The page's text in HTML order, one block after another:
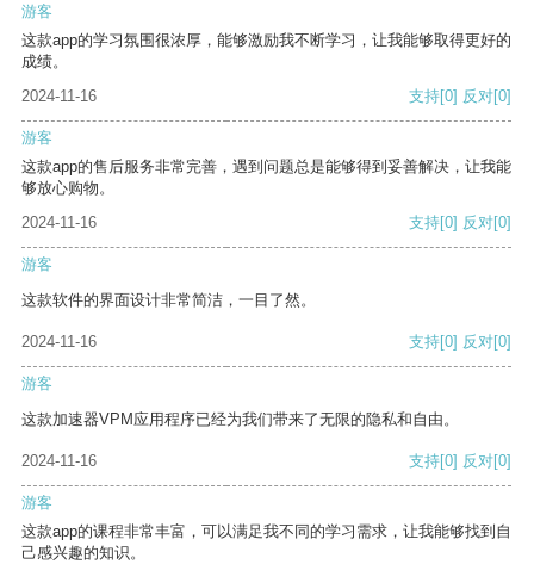
游客
这款app的学习氛围很浓厚，能够激励我不断学习，让我能够取得更好的
成绩。
2024-11-16
支持[0] 反对[0]
游客
这款app的售后服务非常完善，遇到问题总是能够得到妥善解决，让我能
够放心购物。
2024-11-16
支持[0] 反对[0]
游客
这款软件的界面设计非常简洁，一目了然。
2024-11-16 支持[0] 反对[0]
游客
这款加速器VPM应用程序已经为我们带来了无限的隐私和自由。
2024-11-16 支持[0] 反对[0]
游客
这款app的课程非常丰富，可以满足我不同的学习需求，让我能够找到自
己感兴趣的知识。